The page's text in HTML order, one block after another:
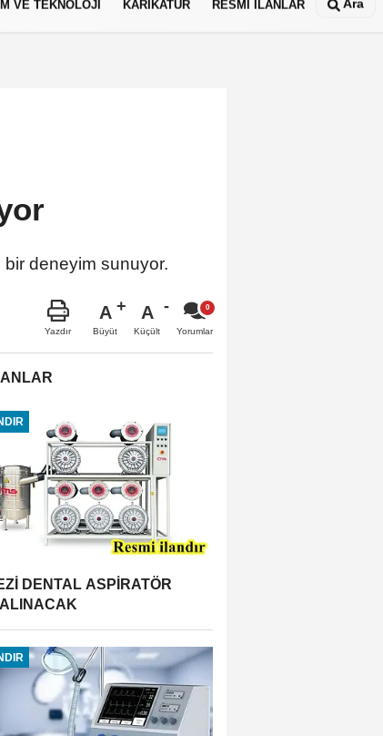
VE TEKNOLOJİ KARİKATÜR RESMİ İLANLAR Ara
bir deneyim sunuyor.
Yazdır
A
Büyüt
A
Küçült Yorumlar
DENTAL ASPİRATÖR